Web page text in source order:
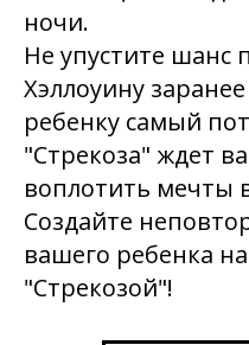
ночи.
Не упустите шанс
Хэллоуину
ребенку самый
"Стрекоза" ждет
воплотить мечты
Создайте
вашего ребенка
"Стрекозой"!